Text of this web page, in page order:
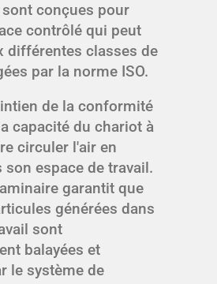
conçues pour
contrôlé qui peut
différentes classes de
par la norme ISO.
de la conformité
capacité du chariot à
circuler l'air en
espace de travail.
garantit que
générées dans
sont
balayées et
le système de